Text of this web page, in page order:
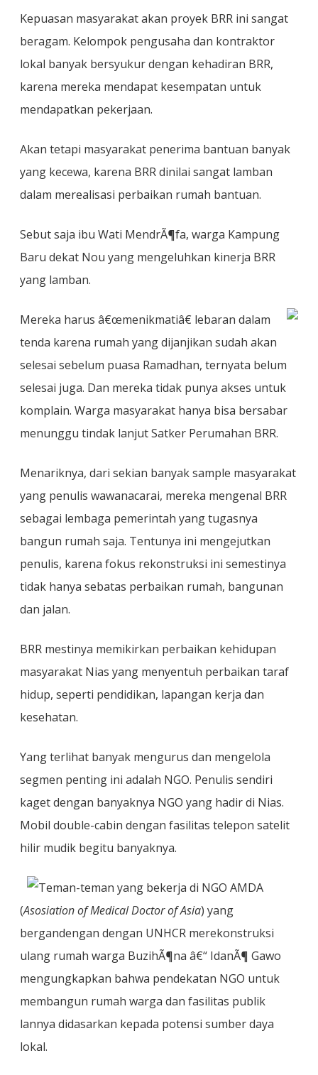
Kepuasan masyarakat akan proyek BRR ini sangat
beragam. Kelompok pengusaha dan kontraktor
lokal banyak bersyukur dengan kehadiran BRR,
karena mereka mendapat kesempatan untuk
mendapatkan pekerjaan.
Akan tetapi masyarakat penerima bantuan banyak
yang kecewa, karena BRR dinilai sangat lamban
dalam merealisasi perbaikan rumah bantuan.
Sebut saja ibu Wati MendrÃ¶fa, warga Kampung
Baru dekat Nou yang mengeluhkan kinerja BRR
yang lamban.
Mereka harus â€œmenikmatiâ€ lebaran dalam
tenda karena rumah yang dijanjikan sudah akan
selesai sebelum puasa Ramadhan, ternyata belum
selesai juga. Dan mereka tidak punya akses untuk
komplain. Warga masyarakat hanya bisa bersabar
menunggu tindak lanjut Satker Perumahan BRR.
Menariknya, dari sekian banyak sample masyarakat
yang penulis wawanacarai, mereka mengenal BRR
sebagai lembaga pemerintah yang tugasnya
bangun rumah saja. Tentunya ini mengejutkan
penulis, karena fokus rekonstruksi ini semestinya
tidak hanya sebatas perbaikan rumah, bangunan
dan jalan.
BRR mestinya memikirkan perbaikan kehidupan
masyarakat Nias yang menyentuh perbaikan taraf
hidup, seperti pendidikan, lapangan kerja dan
kesehatan.
Yang terlihat banyak mengurus dan mengelola
segmen penting ini adalah NGO. Penulis sendiri
kaget dengan banyaknya NGO yang hadir di Nias.
Mobil double-cabin dengan fasilitas telepon satelit
hilir mudik begitu banyaknya.
Teman-teman yang bekerja di NGO AMDA
(Asosiation of Medical Doctor of Asia) yang
bergandengan dengan UNHCR merekonstruksi
ulang rumah warga BuzihÃ¶na â€“ IdanÃ¶ Gawo
mengungkapkan bahwa pendekatan NGO untuk
membangun rumah warga dan fasilitas publik
lannya didasarkan kepada potensi sumber daya
lokal.